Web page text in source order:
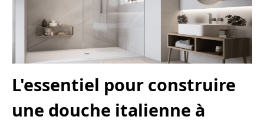
L'essentiel pour construire
une douche italienne à